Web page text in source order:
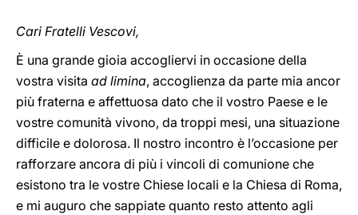
Cari Fratelli Vescovi,
È una grande gioia accogliervi in occasione della
vostra visita ad limina, accoglienza da parte mia ancor
più fraterna e affettuosa dato che il vostro Paese e le
vostre comunità vivono, da troppi mesi, una situazione
difficile e dolorosa. Il nostro incontro è l’occasione per
rafforzare ancora di più i vincoli di comunione che
esistono tra le vostre Chiese locali e la Chiesa di Roma,
e mi auguro che sappiate quanto resto attento agli